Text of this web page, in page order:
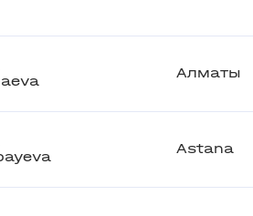
Алматы
Astana